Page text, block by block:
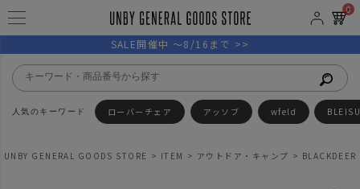
0
SALE開催中 ～8/16まで >>
ローバーチェア アッソブ wfeld
UNBY GENERAL GOODS STORE ITEM アウトドア・キャンプ